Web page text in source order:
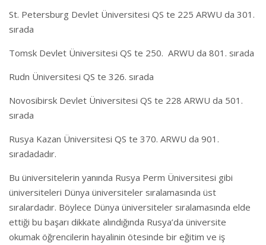
St. Petersburg Devlet Üniversitesi QS te 225 ARWU da 301.
sırada
Tomsk Devlet Üniversitesi QS te 250. ARWU da 801. sırada
Rudn Üniversitesi QS te 326. sırada
Novosibirsk Devlet Üniversitesi QS te 228 ARWU da 501.
sırada
Rusya Kazan Üniversitesi QS te 370. ARWU da 901.
sıradadadır.
Bu üniversitelerin yanında Rusya Perm Üniversitesi gibi
üniversiteleri Dünya üniversiteler sıralamasında üst
sıralardadır. Böylece Dünya üniversiteler sıralamasında elde
ettiği bu başarı dikkate alındığında Rusya’da üniversite
okumak öğrencilerin hayalinin ötesinde bir eğitim ve iş